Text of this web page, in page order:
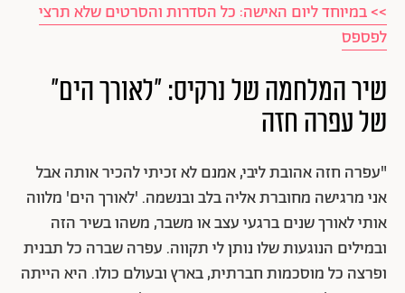
>> במיוחד ליום האישה: כל הסדרות והסרטים שלא תרצי
לפספס
שיר המלחמה של נרקיס: "לאורך הים"
של עפרה חזה
"עפרה חזה אהובת ליבי, אמנם לא זכיתי להכיר אותה אבל
אני מרגישה מחוברת אליה בלב ובנשמה. 'לאורך הים' מלווה
אותי לאורך שנים ברגעי עצב או משבר, משהו בשיר הזה
ובמילים הנוגעות שלו נותן לי תקווה. עפרה שברה כל תבנית
ופרצה כל מוסכמות חברתית, בארץ ובעולם כולו. היא הייתה